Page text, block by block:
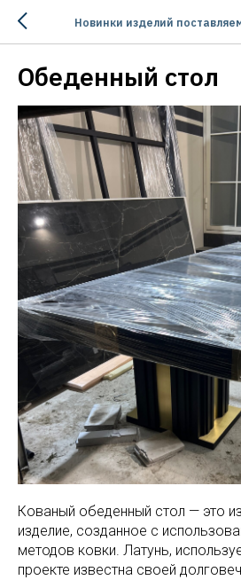
Новинки изделий
Обеденный стол
Кованый обеденный стол — это
изделие, созданное с
методов ковки. Латунь,
проекте известна своей